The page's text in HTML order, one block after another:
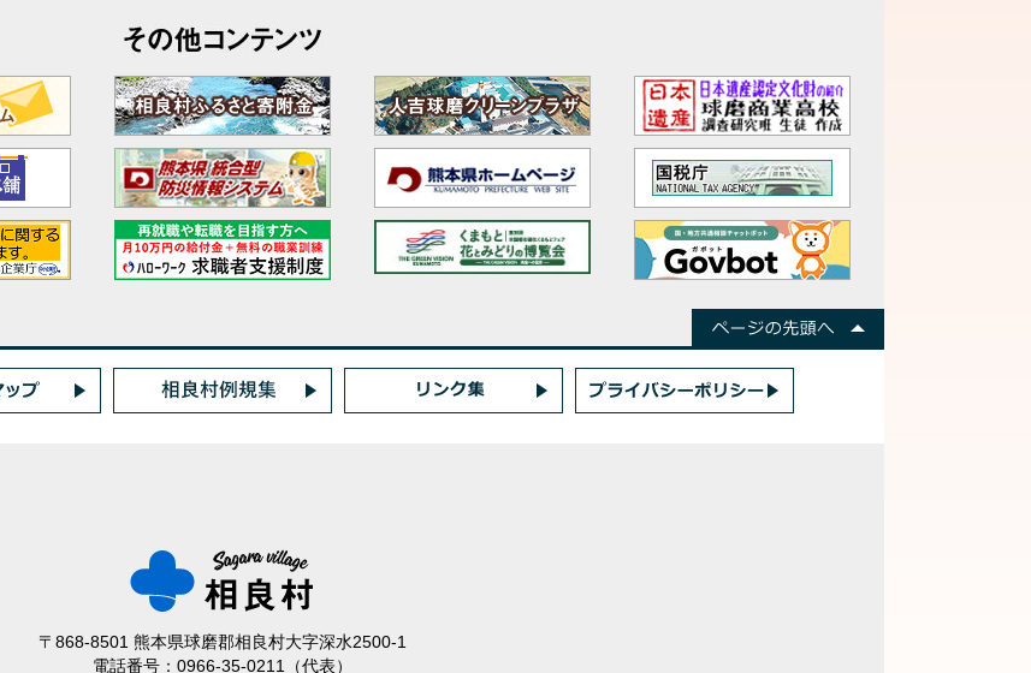
〒868-8501 熊本県球磨郡相良村大字深水2500-1
電話番号：0966-35-0211（代表）